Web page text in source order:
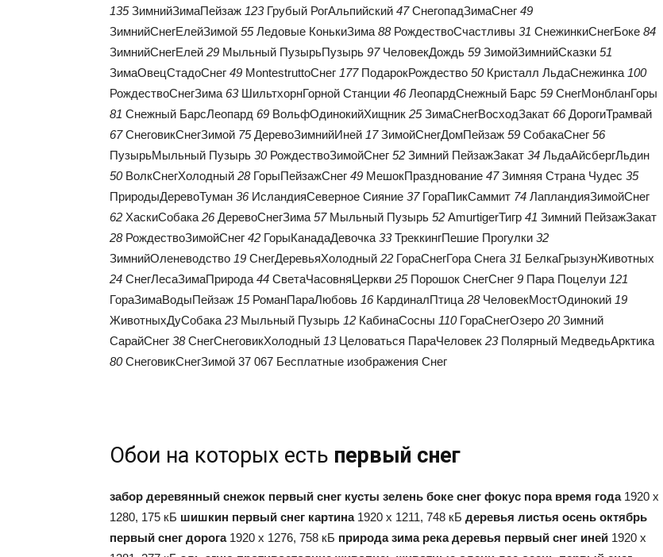
135 ЗимнийЗимаПейзаж 123 Грубый РогАльпийский 47 СнегопадЗимаСнег 49
ЗимнийСнегЕлейЗимой 55 Ледовые КонькиЗима 88 РождествоСчастливы 31 СнежинкиСнегБоке 84
ЗимнийСнегЕлей 29 Мыльный ПузырьПузырь 97 ЧеловекДождь 59 ЗимойЗимнийСказки 51
ЗимаОвецСтадоСнег 49 MontestruttoСнег 177 ПодарокРождество 50 Кристалл ЛьдаСнежинка 100
РождествоСнегЗима 63 ШильтхорнГорной Станции 46 ЛеопардСнежный Барс 59 СнегМонбланГоры
81 Снежный БарсЛеопард 69 ВольфОдинокийХищник 25 ЗимаСнегВосходЗакат 66 ДорогиТрамвай
67 СнеговикСнегЗимой 75 ДеревоЗимнийИней 17 ЗимойСнегДомПейзаж 59 СобакаСнег 56
ПузырьМыльный Пузырь 30 РождествоЗимойСнег 52 Зимний ПейзажЗакат 34 ЛьдаАйсбергЛьдин
50 ВолкСнегХолодный 28 ГорыПейзажСнег 49 МешокПразднование 47 Зимняя Страна Чудес 35
ПриродыДеревоТуман 36 ИсландияСеверное Сияние 37 ГораПикСаммит 74 ЛапландияЗимойСнег
62 ХаскиСобака 26 ДеревоСнегЗима 57 Мыльный Пузырь 52 AmurtigerТигр 41 Зимний ПейзажЗакат
28 РождествоЗимойСнег 42 ГорыКанадаДевочка 33 ТреккингПешие Прогулки 32
ЗимнийОленеводство 19 СнегДеревьяХолодный 22 ГораСнегГора Снега 31 БелкаГрызунЖивотных
24 СнегЛесаЗимаПрирода 44 СветаЧасовняЦеркви 25 Порошок СнегСнег 9 Пара Поцелуи 121
ГораЗимаВодыПейзаж 15 РоманПараЛюбовь 16 КардиналПтица 28 ЧеловекМостОдинокий 19
ЖивотныхДуСобака 23 Мыльный Пузырь 12 КабинаСосны 110 ГораСнегОзеро 20 Зимний
СарайСнег 38 СнегСнеговикХолодный 13 Целоваться ПараЧеловек 23 Полярный МедведьАрктика
80 СнеговикСнегЗимой 37 067 Бесплатные изображения Снег
Обои на которых есть первый снег
забор деревянный снежок первый снег кусты зелень боке снег фокус пора время года1920 x
1280, 175 кБ шишкин первый снег картина1920 x 1211, 748 кБ деревья листья осень октябрь
первый снег дорога1920 x 1276, 758 кБ природа зима река деревья первый снег иней 1920 x